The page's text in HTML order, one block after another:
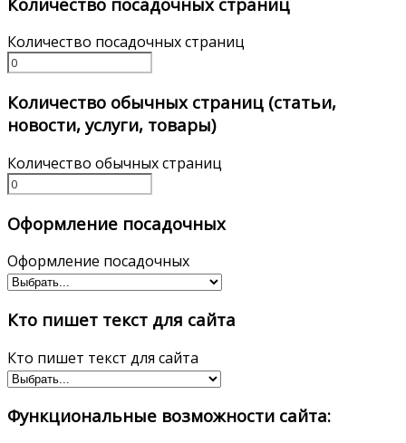
Количество посадочных страниц
Количество обычных страниц (статьи,
новости, услуги, товары)
Количество обычных страниц
Оформление посадочных
Оформление посадочных
Кто пишет текст для сайта
Кто пишет текст для сайта
Функциональные возможности сайта: